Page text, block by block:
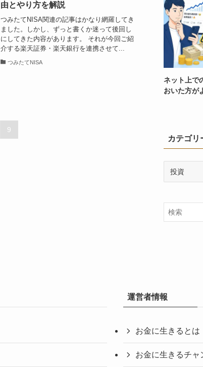
由とやり方を解説
つみたてNISA関連の記事はかなり網羅してき
ました。しかし、ずっと書くか迷って後回し
にしてきた内容があります。 それが今回ご紹
介する楽天証券・楽天銀行を連携させて...
つみたてNISA
9
ネット上で
おいた方が
カテゴリ
ー
で
運営者情報
お金に生きるとは
お金に生きるチャ